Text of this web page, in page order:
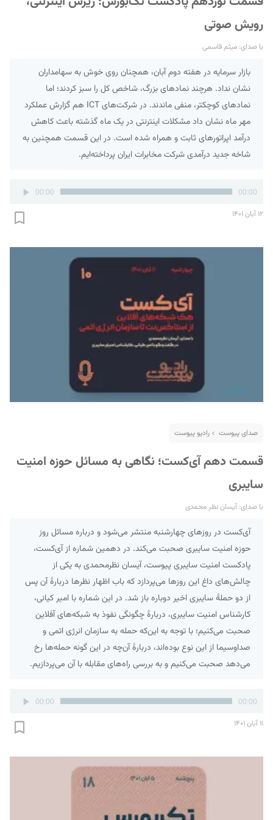
رویش صوتی
با صدای: میثم قاسمی
بازار سرمایه در هفته دوم آبان، همچنان روی خوش به سهامداران
نشان نداد. هرچند نمادهای بزرگ، شاخص کل را سبز کردند؛ اما
نمادهای کوچکتر، منفی ماندند. در شرکت‌های ICT هم گزارش عملکرد
مهر ماه نشان داد مشکلات اینترنتی در یک ماه گذشته باعث کاهش
درآمد اپراتورهای ثابت و همراه شده است. در این قسمت همچنین به
شاخه جدید درآمدی شرکت مخابرات ایران پرداخته‌ایم.
پخش‌کننده
صوت
00:00 00:00
۱۲ آبان ۱۴۰۱
صدای پیوست رادیو پیوست
قسمت دهم آی‌کست؛ نگاهی به مسائل حوزه امنیت
سایبری
با صدای: آیسان نظر محمدی
آی‌کست در روزهای چهارشنبه منتشر می‌شود و درباره مسائل روز
حوزه امنیت سایبری صحبت می‌کند. در دهمین شماره از آی‌کست،
پادکست امنیت سایبری پیوست، آیسان نظرمحمدی به یکی از
چالش‌های داغ این روزها می‌پردازد که باب اظهار نظرها دربارۀ آن پس
از دو حملۀ سایبری اخیر دوباره باز شد. در این شماره با امیر کیانی،
کارشناس امنیت سایبری، دربارۀ چگونگی نفوذ به شبکه‌های آفلاین
صحبت می‌کنیم؛ با توجه به این‌که حمله به سازمان انرژی اتمی و
صداوسیما از این نوع بوده‌اند، دربارۀ آن‌چه در این گونه حمله‌ها رخ
می‌دهد صحبت می‌کنیم و به بررسی راه‌های مقابله با آن می‌پردازیم.
پخش‌کننده
صوت
00:00 00:00
۱۱ آبان ۱۴۰۱